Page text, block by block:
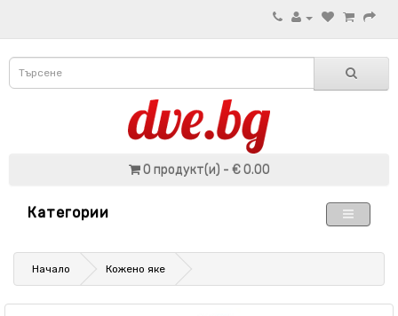
0 продукт(и) - € 0.00
Категории
Начало Кожено яке